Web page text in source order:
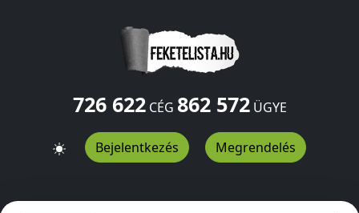
726 622CÉG 862 572ÜGYE
Bejelentkezés Megrendelés